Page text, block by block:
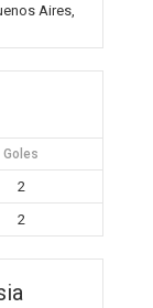
Aires,
Goles
2
2